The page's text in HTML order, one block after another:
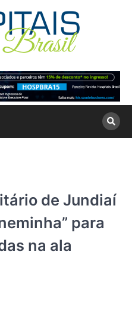
de Jundiaí
para
na ala